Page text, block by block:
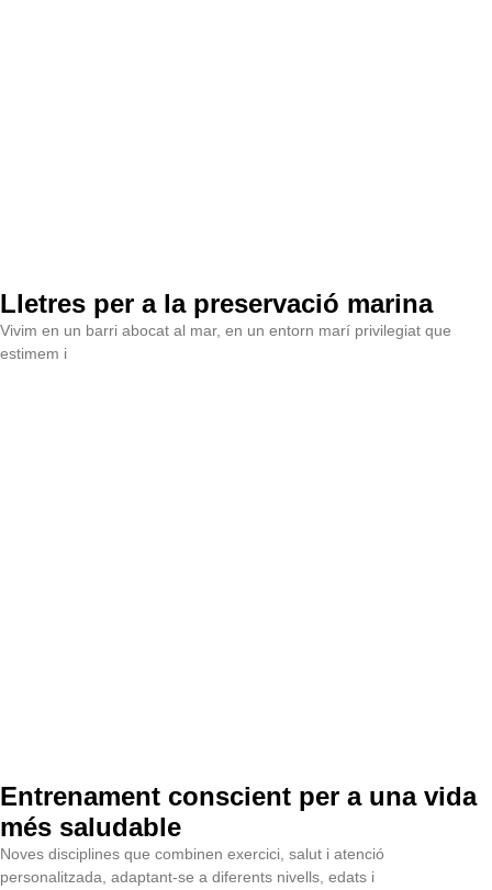
Lletres per a la preservació marina
Vivim en un barri abocat al mar, en un entorn marí privilegiat que
estimem i
Entrenament conscient per a una vida
més saludable
Noves disciplines que combinen exercici, salut i atenció
personalitzada, adaptant-se a diferents nivells, edats i